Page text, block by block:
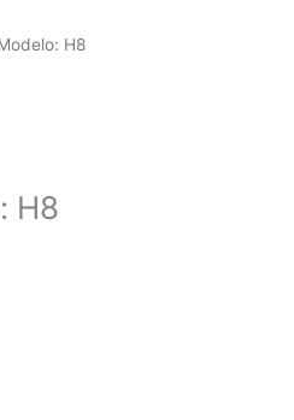
H8
H8